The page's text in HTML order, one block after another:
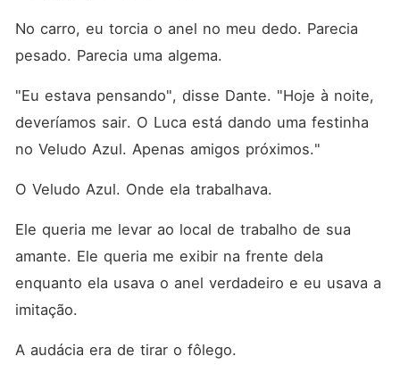
No carro, eu torcia o anel no meu dedo. Parecia
pesado. Parecia uma algema.
"Eu estava pensando", disse Dante. "Hoje à noite,
deveríamos sair. O Luca está dando uma festinha
no Veludo Azul. Apenas amigos próximos."
O Veludo Azul. Onde ela trabalhava.
Ele queria me levar ao local de trabalho de sua
amante. Ele queria me exibir na frente dela
enquanto ela usava o anel verdadeiro e eu usava a
imitação.
A audácia era de tirar o fôlego.